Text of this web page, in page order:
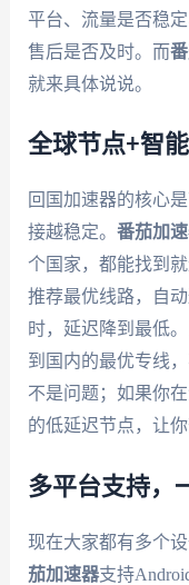
平台、流量是否稳
售后是否及时。而
就来具体说说。
全球节点+智
回国加速器的核心
接越稳定。 番茄加
个国家，都能找到
推荐最优线路，自
时，延迟降到最低
到国内的最优专线
不是问题；如果你
的低延迟节点，让
多平台支持，
现在大家都有多个
茄加速器支持